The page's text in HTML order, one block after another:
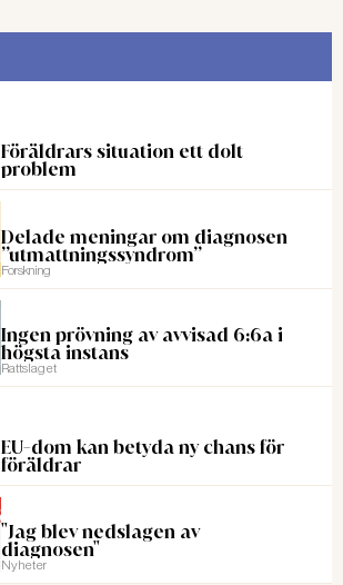
Föräldrars situation ett dolt
problem
Delade meningar om diagnosen
”utmattningssyndrom”
Forskning
Ingen prövning av avvisad 6:6a i
högsta instans
Rattslaget
EU-dom kan betyda ny chans för
föräldrar
"Jag blev nedslagen av
diagnosen"
Nyheter